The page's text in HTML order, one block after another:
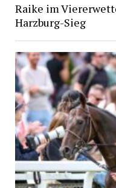
Raike im
Harzburg-Sieg